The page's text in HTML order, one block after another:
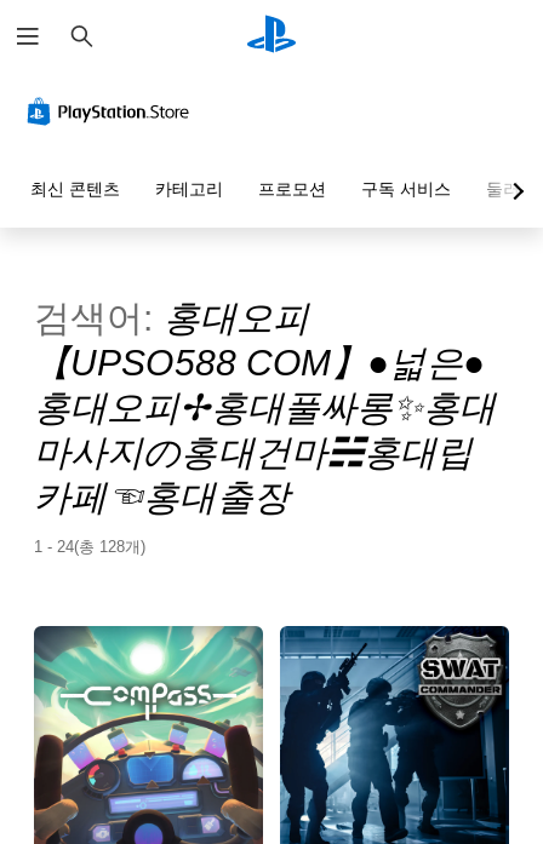
색
최신 콘텐츠 카테고리 프로모션 구독 서비스 둘러보
검색어: 홍대오피
【UPSO588 COM】●넓은●
홍대오피✢홍대풀싸롱✨홍대
마사지の홍대건마☵홍대립
카페☜홍대출장
1 - 24(총 128개)